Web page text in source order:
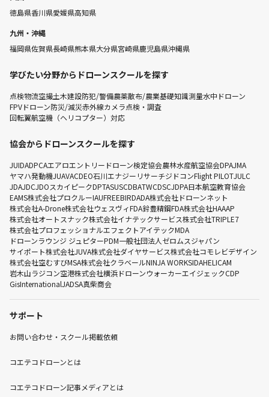
徳島県香川県愛媛県高知県
九州・沖縄
福岡県佐賀県長崎県熊本県大分県宮崎県鹿児島県沖縄県
学びたい分野からドローンスクールを探す
点検物流空撮土木建設防犯/警備農薬散布/農業基礎知識測量水中ドローン
FPVドローン防災/減災赤外線カメラ点検・調査
回転翼航空機（ヘリコプター）対応
協会からドローンスクールを探す
JUIDADPCAエアロエントリー ドローン検定協会農林水産航空協会DPAJMA
ヤマハ発動機JUAVACDEO石川エナジーリサーチジドコンFlight PILOTJULC
JDAJDCJDOスカイピークDPTASUSCDBATWCDSCJDPA日本航空教育協会
EAMS株式会社プロクルーIAUFREEBIRDADA株式会社ドローンネット
株式会社A-Drone株式会社ウェスヴィFDA鈴豊精鋼FDA株式会社HAAAP
株式会社オートスナック株式会社イナテックサービス株式会社TRIPLE7
株式会社プロフェッショナルエフェクトアイテックMDA
ドローンラウンジ ジュピターPDM一般社団法人ゼロムスジャパン
サイポート株式会社JUVA株式会社ダイヤサービス株式会社コモレビデザイン
株式会社空むすびMSA株式会社クラベールNINJA WORKSIDAHELICAM
岩木山ラジコン空港株式会社横浜ドローンウォーカーエイジェックCDP
GisInternationalJADSA真柴商会
サポート
お問い合わせ・スクール掲載依頼
コエテコドローンとは
コエテコドローン記事メディアとは